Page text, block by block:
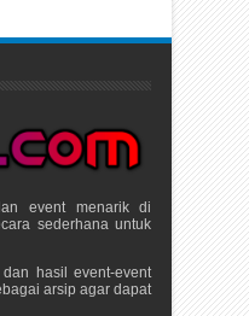
event menarik di
sederhana untuk
hasil event-event
arsip agar dapat